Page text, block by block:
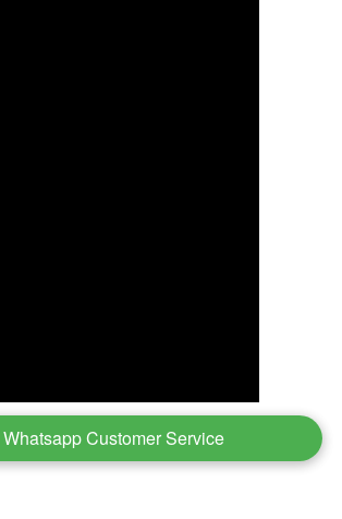
Whatsapp Customer Service